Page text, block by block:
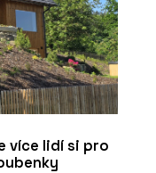
více lidí si pro